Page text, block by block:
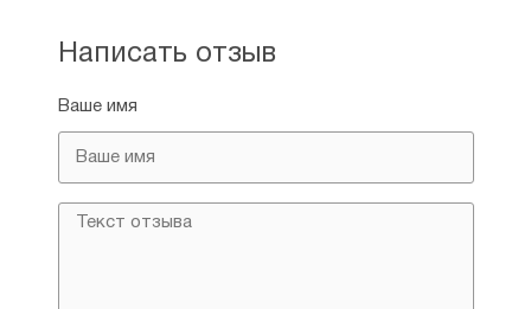
Написать отзыв
Ваше имя